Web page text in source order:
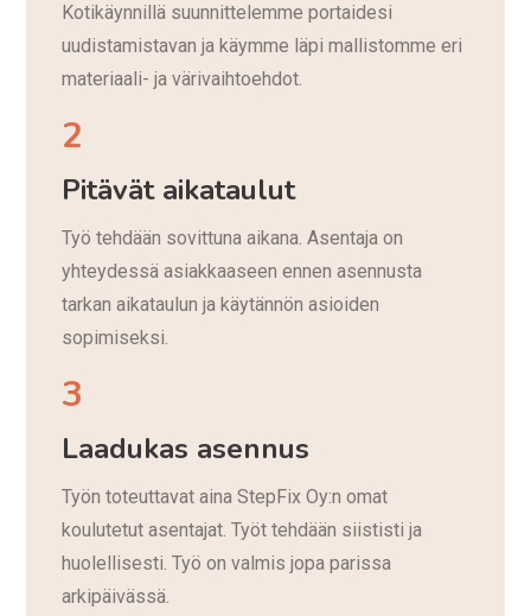
Kotikäynnillä suunnittelemme portaidesi
uudistamistavan ja käymme läpi mallistomme eri
materiaali- ja värivaihtoehdot.
2
Pitävät aikataulut
Työ tehdään sovittuna aikana. Asentaja on
yhteydessä asiakkaaseen ennen asennusta
tarkan aikataulun ja käytännön asioiden
sopimiseksi.
3
Laadukas asennus
Työn toteuttavat aina StepFix Oy:n omat
koulutetut asentajat. Työt tehdään siististi ja
huolellisesti. Työ on valmis jopa parissa
arkipäivässä.